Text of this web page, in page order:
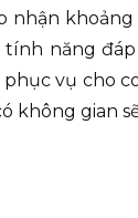
nhận
tính năng
vụ cho
không gian